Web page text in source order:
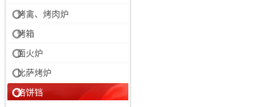
烤禽、烤肉炉
烤箱
面火炉
比萨烤炉
烙饼铛